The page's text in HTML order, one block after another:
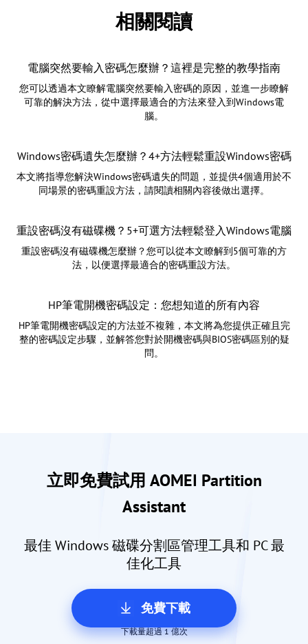
相關閱讀
電腦突然要輸入密碼怎麼辦？這裡是完整的教學指南
您可以透過本文瞭解電腦突然要輸入密碼的原因，並進一步瞭解
可靠的解決方法，從中選擇最適合的方法來登入到Windows電
腦。
Windows密碼遺失怎麼辦？4+方法輕鬆重設Windows密碼
本文將指導您解決Windows密碼遺失的問題，並提供4個適用於不
同場景的密碼重設方法，請閱讀相關內容後做出選擇。
重設密碼沒有磁碟機？5+可選方法輕鬆登入Windows電腦
重設密碼沒有磁碟機怎麼辦？您可以從本文瞭解到5個可靠的方
法，以便選擇最適合的密碼重設方法。
HP筆電開機密碼設定：您想知道的所有內容
HP筆電開機密碼設定的方法並不複雜，本文將為您提供正確且完
整的密碼設定步驟，並解答您對於開機密碼與BIOS密碼區別的疑
問。
立即免費試用 AOMEI Partition
Assistant
最佳 Windows 磁碟分割區管理工具和 PC 最
佳化工具
免費下載
下載量超過 1 億次